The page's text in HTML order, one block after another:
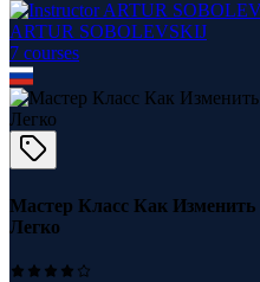
ARTUR SOBOLEVSKIJ
7 courses
Мастер Класс Как
Легко